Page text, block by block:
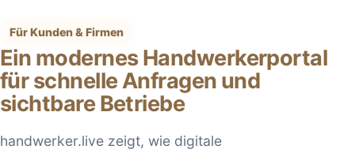
Für Kunden & Firmen
Ein modernes Handwerkerportal
für schnelle Anfragen und
sichtbare Betriebe
handwerker.live zeigt, wie digitale